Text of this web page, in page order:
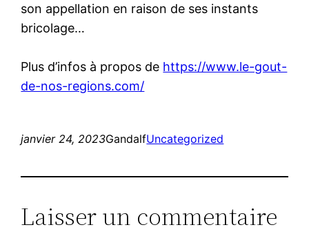
son appellation en raison de ses instants
bricolage…
Plus d’infos à propos de https://www.le-gout-
de-nos-regions.com/
janvier 24, 2023GandalfUncategorized
Laisser un commentaire